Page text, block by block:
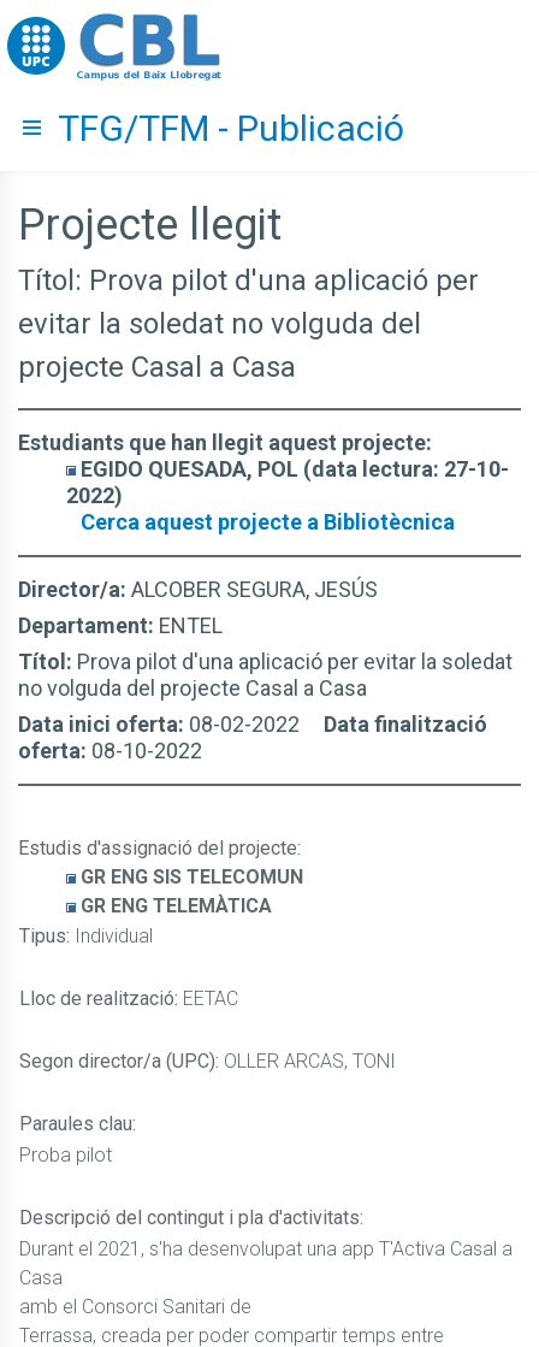
Go to upc.edu
Hide menu
TFG/TFM - Publicació
Projecte llegit
Títol: Prova pilot d'una aplicació per
evitar la soledat no volguda del
projecte Casal a Casa
Estudiants que han llegit aquest projecte:
EGIDO QUESADA, POL (data lectura: 27-10-
2022)
Cerca aquest projecte a Bibliotècnica
Director/a: ALCOBER SEGURA, JESÚS
Departament: ENTEL
Títol: Prova pilot d'una aplicació per evitar la soledat
no volguda del projecte Casal a Casa
Data inici oferta: 08-02-2022 Data finalització
oferta: 08-10-2022
Estudis d'assignació del projecte:
GR ENG SIS TELECOMUN
GR ENG TELEMÀTICA
Tipus: Individual
Lloc de realització: EETAC
Segon director/a (UPC): OLLER ARCAS, TONI
Paraules clau:
Proba pilot
Descripció del contingut i pla d'activitats:
Durant el 2021, s'ha desenvolupat una app T'Activa Casal a
Casa
amb el Consorci Sanitari de
Terrassa, creada per poder compartir temps entre